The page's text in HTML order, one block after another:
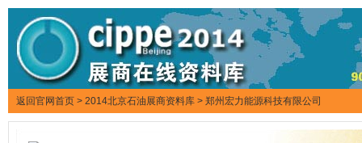
返回官网首页 > 2014北京石油展商资料库 > 郑州宏力能源科技有限公司